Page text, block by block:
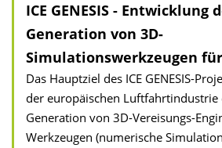
ICE GENESIS - Entwicklung
Generation von 3D-
Simulationswerkzeugen
Das Hauptziel des ICE GENESIS-
der europäischen Luftfahrtindustrie
Generation von 3D-Vereisungs-
Werkzeugen (numerische